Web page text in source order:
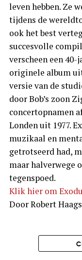
leven hebben. Ze
tijdens de
ook het best
succesvolle
verscheen een
originele album
versie van de
door Bob’s zoon
concertopnamen
Londen uit 1977.
muzikaal en
getrotseerd had,
maar halverwege
tegenspoed.
Klik hier om
Door Robert